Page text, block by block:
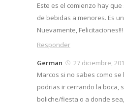
Este es el comienzo hay
de bebidas a menores. Es
Nuevamente, Felicitaciones!!!
Responder
German
27 diciembre,
Marcos si no sabes como
podrias ir cerrando la boca,
boliche/fiesta o a donde